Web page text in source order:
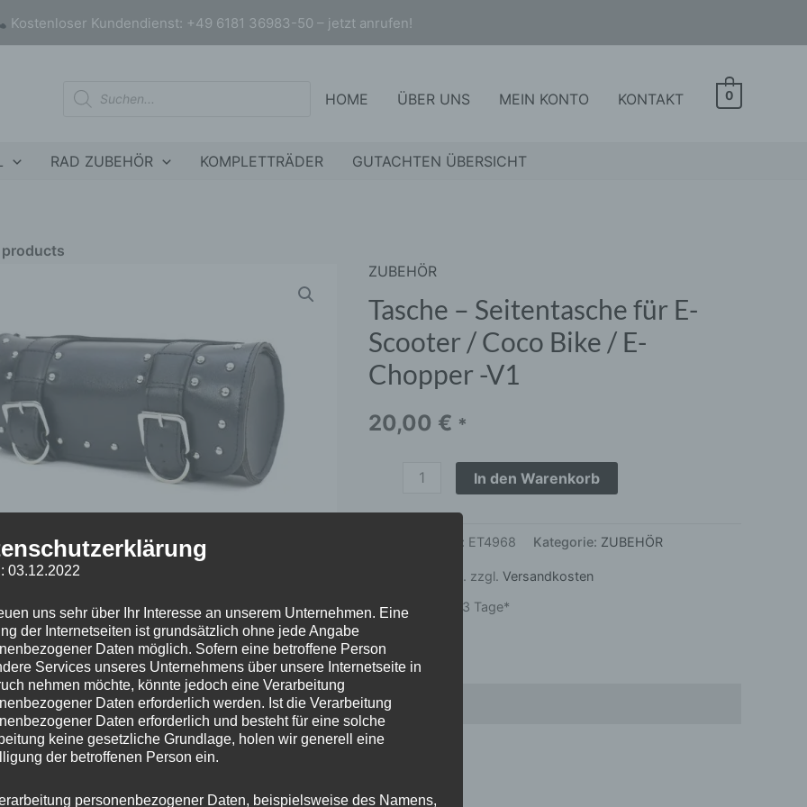
Kostenloser Kundendienst: +49 6181 36983-50 – jetzt anrufen!
Products
search
HOME ÜBER UNS MEIN KONTO KONTAKT 0
RAD ZUBEHÖR KOMPLETTRÄDER GUTACHTEN ÜBERSICHT
products
ZUBEHÖR
Tasche – Seitentasche für E-
Scooter / Coco Bike / E-
Chopper -V1
20,00 € *
Tasche
-
Seitentasche
für
E-
/
/
V1
Menge
In den Warenkorb
Artikelnummer: ET4968 Kategorie: ZUBEHÖR
inkl. 19 % MwSt. zzgl.Versandkosten
Lieferzeit:
1 bis 3 Tage*
Produktsicherheit Rezensionen (0)
für E-Scooter / Coco Bike / E-Chopper -V1
03.12.2022
uns sehr über Ihr Interesse an unserem Unternehmen. Eine
der Internetseiten ist grundsätzlich ohne jede Angabe
Daten möglich. Sofern eine betroffene Person
Services unseres Unternehmens über unsere Internetseite in
nehmen möchte, könnte jedoch eine Verarbeitung
Daten erforderlich werden. Ist die Verarbeitung
Daten erforderlich und besteht für eine solche
keine gesetzliche Grundlage, holen wir generell eine
der betroffenen Person ein.
personenbezogener Daten, beispielsweise des Namens,